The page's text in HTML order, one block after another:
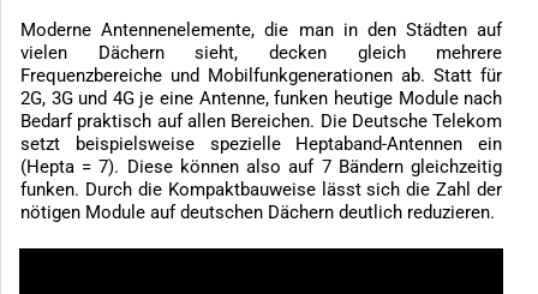
Moderne Antennenelemente, die man in den Städten auf
vielen Dächern sieht, decken gleich mehrere
Frequenzbereiche und Mobilfunkgenerationen ab. Statt für
2G, 3G und 4G je eine Antenne, funken heutige Module nach
Bedarf praktisch auf allen Bereichen. Die Deutsche Telekom
setzt beispielsweise spezielle Heptaband-Antennen ein
(Hepta = 7). Diese können also auf 7 Bändern gleichzeitig
funken. Durch die Kompaktbauweise lässt sich die Zahl der
nötigen Module auf deutschen Dächern deutlich reduzieren.